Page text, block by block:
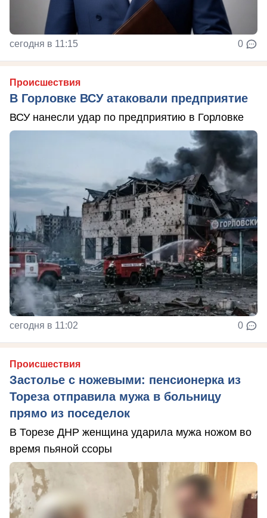
сегодня в 11:15 0
Происшествия
В Горловке ВСУ атаковали предприятие
ВСУ нанесли удар по предприятию в Горловке
сегодня в 11:02 0
Происшествия
Застолье с ножевыми: пенсионерка из
Тореза отправила мужа в больницу
прямо из поседелок
В Торезе ДНР женщина ударила мужа ножом во
время пьяной ссоры